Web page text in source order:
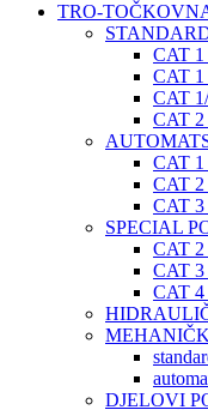
TRO-
CAT
CAT
CAT
CAT
CAT
CAT
CAT 3
SPECIAL
CAT
CAT
CAT 4
DJELOVI